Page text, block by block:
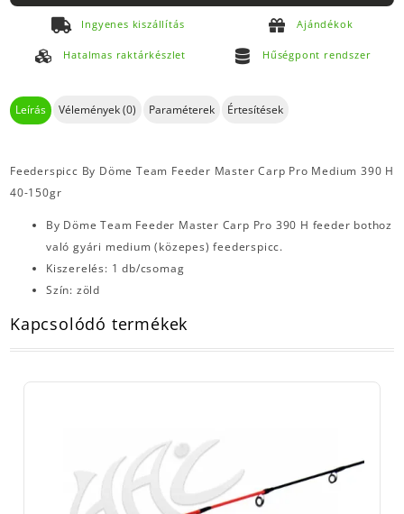
Ingyenes kiszállítás Ajándékok
Hatalmas raktárkészlet Hűségpont rendszer
Leírás Vélemények (0) Paraméterek Értesítések
Feederspicc By Döme Team Feeder Master Carp Pro Medium 390 H
40-150gr
By Döme Team Feeder Master Carp Pro 390 H feeder bothoz
való gyári medium (közepes) feederspicc.
Kiszerelés: 1 db/csomag
Szín: zöld
Kapcsolódó termékek